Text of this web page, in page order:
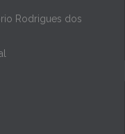
Rodrigues dos